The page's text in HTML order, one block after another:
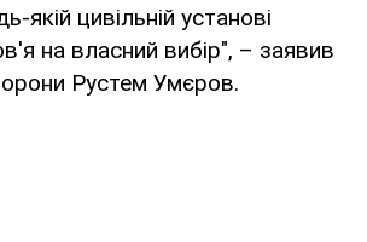
якій цивільній установі
на власний вибір", – заявив
Рустем Умєров.